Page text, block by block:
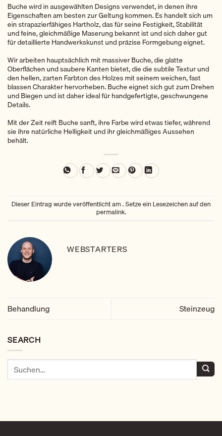
Buche wird in ausgewählten Designs verwendet, in denen ihre
Eigenschaften am besten zur Geltung kommen. Es handelt sich um
ein strapazierfähiges Hartholz, das für seine Festigkeit, Stabilität
und feine, gleichmäßige Maserung bekannt ist und sich daher gut
für detaillierte Handwerkskunst und präzise Formgebung eignet.
Wir arbeiten hauptsächlich mit massiver Buche, die glatte
Oberflächen und saubere Kanten bietet, die die subtile Textur und
den hellen, zarten Farbton des Holzes mit seinem weichen, fast
blassen Charakter hervorheben. Buche eignet sich gut zum Drehen
und Biegen und ist daher ideal für handgefertigte, geschwungene
Details.
Mit der Zeit reift Buche sanft, ihre Farbe wird etwas tiefer, während
sie ihre natürliche Helligkeit und ihr gleichmäßiges Aussehen
behält.
Dieser Eintrag wurde veröffentlicht am . Setze ein Lesezeichen auf den
permalink.
WEBSTARTERS
Behandlung Steinzeug
SEARCH